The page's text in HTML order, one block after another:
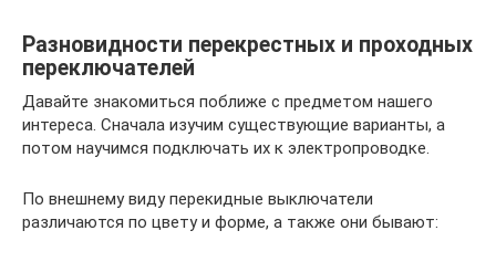
Разновидности перекрестных и проходных
переключателей
Давайте знакомиться поближе с предметом нашего
интереса. Сначала изучим существующие варианты, а
потом научимся подключать их к электропроводке.
По внешнему виду перекидные выключатели
различаются по цвету и форме, а также они бывают: